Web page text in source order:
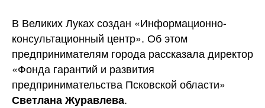
В Великих Луках создан «Информационно-
консультационный центр». Об этом
предпринимателям города рассказала директор
«Фонда гарантий и развития
предпринимательства Псковской области»
Светлана Журавлева.